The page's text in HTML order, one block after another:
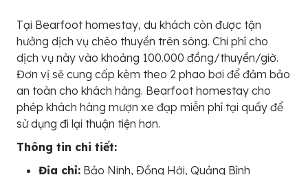
Tại Bearfoot homestay, du khách còn được tận
hưởng dịch vụ chèo thuyền trên sông. Chi phí cho
dịch vụ này vào khoảng 100.000 đồng/thuyền/giờ.
Đơn vị sẽ cung cấp kèm theo 2 phao bơi để đảm bảo
an toàn cho khách hàng. Bearfoot homestay cho
phép khách hàng mượn xe đạp miễn phí tại quầy để
sử dụng đi lại thuận tiện hơn.
Thông tin chi tiết:
Địa chỉ: Bảo Ninh, Ðồng Hới, Quảng Bình